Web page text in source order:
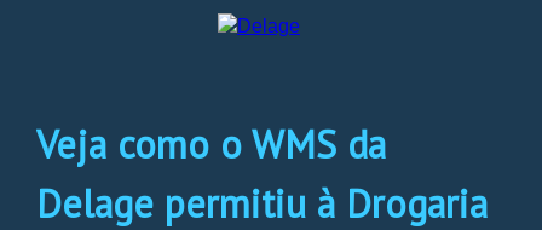
Veja como o WMS da
Delage permitiu à Drogaria